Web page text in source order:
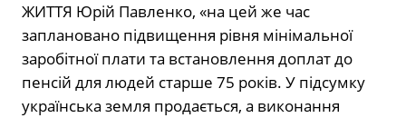
ЖИТТЯ Юрій Павленко, «на цей же час
заплановано підвищення рівня мінімальної
заробітної плати та встановлення доплат до
пенсій для людей старше 75 років. У підсумку
українська земля продається, а виконання